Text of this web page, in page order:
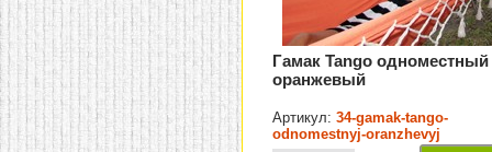
Гамак Tango одноместный
оранжевый
Артикул:34-gamak-tango-
odnomestnyj-oranzhevyj